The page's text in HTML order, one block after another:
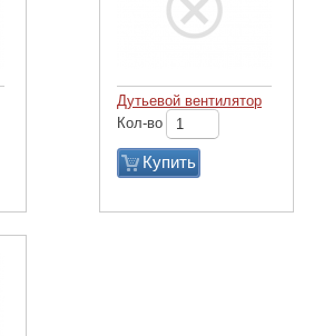
Дутьевой вентилятор
Кол-во
Купить